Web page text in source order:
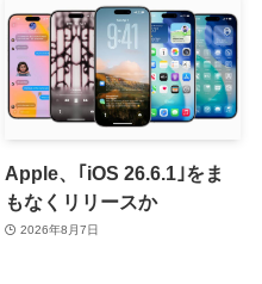
Apple、｢iOS 26.6.1｣をま
もなくリリースか
2026年8月7日